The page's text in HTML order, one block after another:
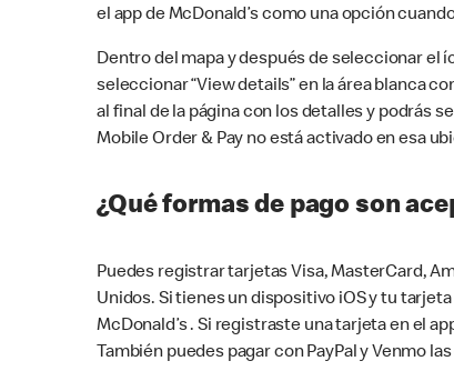
el app de McDonald’s como una opción
Dentro del mapa y después de seleccionar el
seleccionar “View details” en la área blanca
al final de la página con los detalles y podrás
Mobile Order & Pay no está activado en esa
¿Qué formas de pago son
Puedes registrar tarjetas Visa, MasterCard,
Unidos. Si tienes un dispositivo iOS y tu
McDonald’s . Si registraste una tarjeta en el
También puedes pagar con PayPal y Venmo